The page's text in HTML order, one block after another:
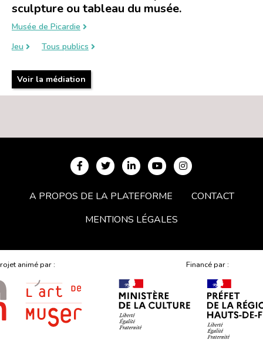
sculpture ou tableau du musée.
Musée de Picardie
Jeu
Tous publics
Voir la médiation
A PROPOS DE LA PLATEFORME
CONTACT
MENTIONS LÉGALES
animé par : Financé par :